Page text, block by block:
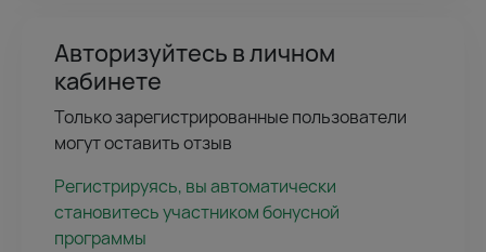
Авторизуйтесь в личном
кабинете
Только зарегистрированные пользователи
могут оставить отзыв
Регистрируясь, вы автоматически
становитесь участником бонусной
программы